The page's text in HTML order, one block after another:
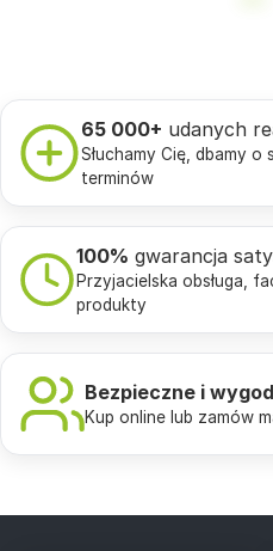
65 000+ udanych
Słuchamy Cię, dbamy
terminów
100% gwarancja
Przyjacielska obsługa,
produkty
Bezpieczne i
Kup online lub zamów